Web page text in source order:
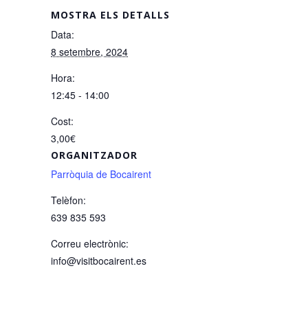
MOSTRA ELS DETALLS
Data:
8 setembre, 2024
Hora:
12:45 - 14:00
Cost:
3,00€
ORGANITZADOR
Parròquia de Bocairent
Telèfon:
639 835 593
Correu electrònic:
info@visitbocairent.es